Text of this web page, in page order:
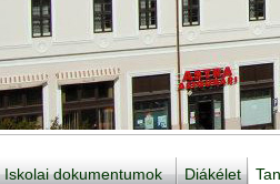
Iskolai dokumentumok Diákélet